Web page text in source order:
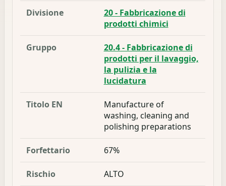
Divisione
20 - Fabbricazione di
prodotti chimici
Gruppo
20.4 - Fabbricazione di
prodotti per il lavaggio,
la pulizia e la
lucidatura
Titolo EN
Manufacture of
washing, cleaning and
polishing preparations
Forfettario 67%
Rischio ALTO